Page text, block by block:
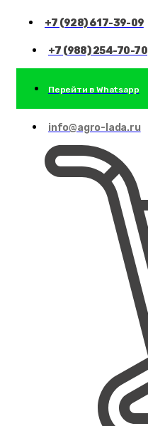
+7 (928) 617-39-09
+7 (988) 254-70-70
Перейти в Whatsapp
info@agro-lada.ru